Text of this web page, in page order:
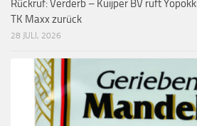
Rückruf: Verderb – Kuijper BV ruft
TK Maxx zurück
28 JULI, 2026